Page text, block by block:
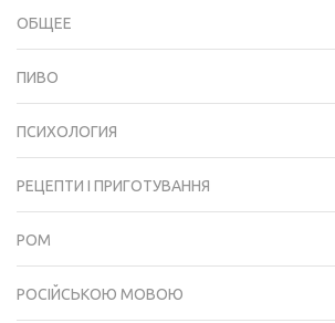
ОБЩЕЕ
ПИВО
ПСИХОЛОГИЯ
РЕЦЕПТИ І ПРИГОТУВАННЯ
РОМ
РОСІЙСЬКОЮ МОВОЮ